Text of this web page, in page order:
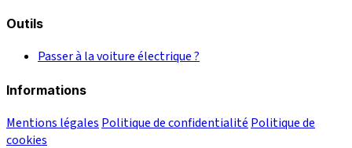
Outils
Passer à la voiture électrique ?
Informations
Mentions légales Politique de confidentialité Politique de
cookies